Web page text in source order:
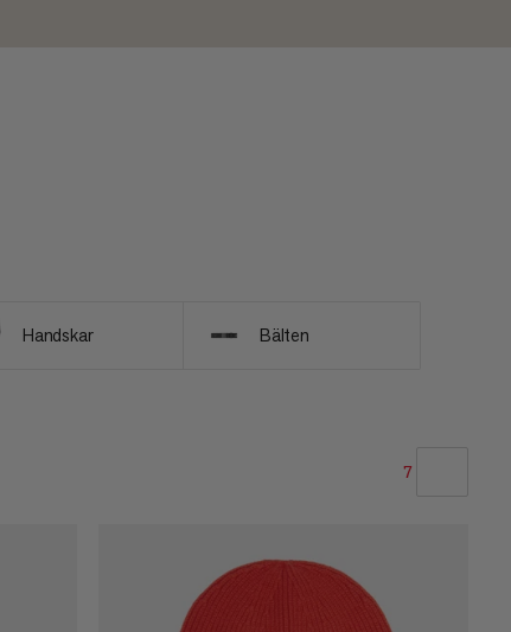
Handskar Bälten
7
PRIS LÅGT TILL HÖGT
PRIS HÖG TILL LÅG